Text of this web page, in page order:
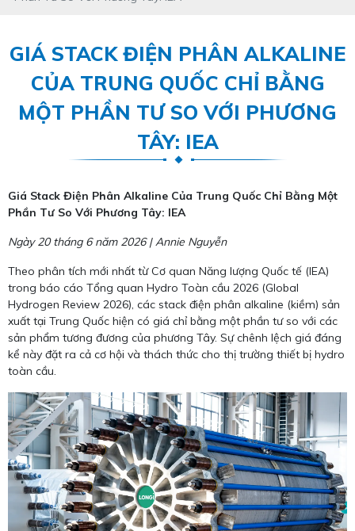
GIÁ STACK ĐIỆN PHÂN ALKALINE
CỦA TRUNG QUỐC CHỈ BẰNG
MỘT PHẦN TƯ SO VỚI PHƯƠNG
TÂY: IEA
Giá Stack Điện Phân Alkaline Của Trung Quốc Chỉ Bằng Một
Phần Tư So Với Phương Tây: IEA
Ngày 20 tháng 6 năm 2026 | Annie Nguyễn
Theo phân tích mới nhất từ Cơ quan Năng lượng Quốc tế (IEA)
trong báo cáo Tổng quan Hydro Toàn cầu 2026 (Global
Hydrogen Review 2026), các stack điện phân alkaline (kiềm) sản
xuất tại Trung Quốc hiện có giá chỉ bằng một phần tư so với các
sản phẩm tương đương của phương Tây. Sự chênh lệch giá đáng
kể này đặt ra cả cơ hội và thách thức cho thị trường thiết bị hydro
toàn cầu.